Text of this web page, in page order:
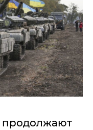
продолжают